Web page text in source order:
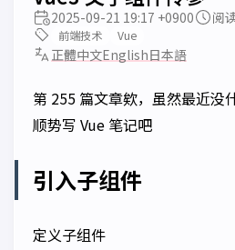
2025-09-21 19:17 +0900 阅
前端技术 Vue
正體中文English日本語
第 255 篇文章欸，虽然最近没
顺势写 Vue 笔记吧
引入子组件
定义子组件